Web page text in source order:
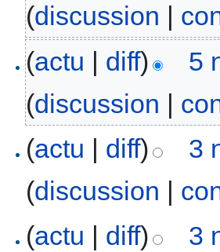
(discussion |
(actu | diff)
5
(discussion |
(actu | diff)
3
(discussion |
(actu | diff)
3